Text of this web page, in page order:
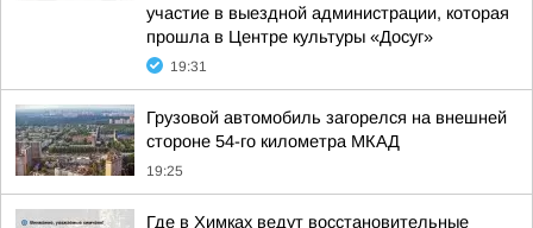
участие в выездной администрации, которая
прошла в Центре культуры «Досуг»
19:31
Грузовой автомобиль загорелся на внешней
стороне 54-го километра МКАД
19:25
Где в Химках ведут восстановительные